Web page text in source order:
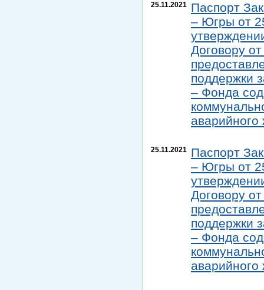
25.11.2021 Паспорт
– Югры от
Договору
поддержки
– Фонда
25.11.2021 Паспорт
– Югры от
Договору
поддержки
– Фонда